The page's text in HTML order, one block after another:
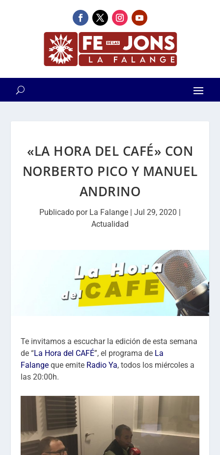
«LA HORA DEL CAFÉ» CON
NORBERTO PICO Y MANUEL
ANDRINO
Publicado por La Falange | Jul 29, 2020 |
Actualidad
Te invitamos a escuchar la edición de esta semana
de “La Hora del CAFÉ”, el programa de La
Falange que emite Radio Ya, todos los miércoles a
las 20:00h.